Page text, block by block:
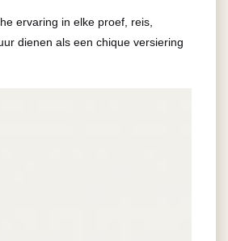
ervaring in elke proef, reis,
dienen als een chique versiering